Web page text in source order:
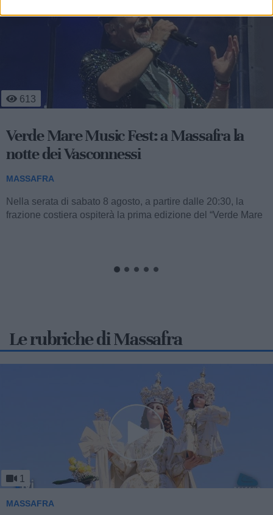
4
Massafra sul podio: la 13enne Francesca
Nitti è d'oro
MASSAFRA
A soli 13 anni, la giovanissima atleta massafrese Francesca
Nitti, portacolori del Settore Giovanile FITAV Regione
Le rubriche di Massafra
1
MASSAFRA